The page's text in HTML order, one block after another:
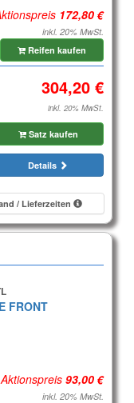
inkl. 20% MwSt.
Reifen kaufen
inkl. 20% MwSt.
Satz kaufen
Details
/ Lieferzeiten
FRONT
Aktionspreis
inkl. 20% MwSt.